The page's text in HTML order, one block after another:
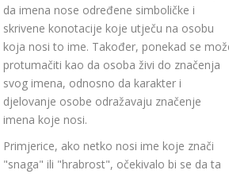
da imena nose određene simboličke i
skrivene konotacije koje utječu na osobu
koja nosi to ime. Također, ponekad se
protumačiti kao da osoba živi do značenja
svog imena, odnosno da karakter i
djelovanje osobe odražavaju značenje
imena koje nosi.
Primjerice, ako netko nosi ime koje znači
"snaga" ili "hrabrost", očekivalo bi se da ta